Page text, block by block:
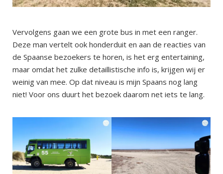
Vervolgens gaan we een grote bus in met een ranger.
Deze man vertelt ook honderduit en aan de reacties van
de Spaanse bezoekers te horen, is het erg entertaining,
maar omdat het zulke detaillistische info is, krijgen wij er
weinig van mee. Op dat niveau is mijn Spaans nog lang
niet! Voor ons duurt het bezoek daarom net iets te lang.